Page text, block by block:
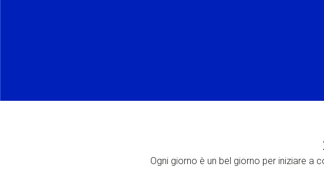
Ogni giorno è un bel giorno per iniziare a